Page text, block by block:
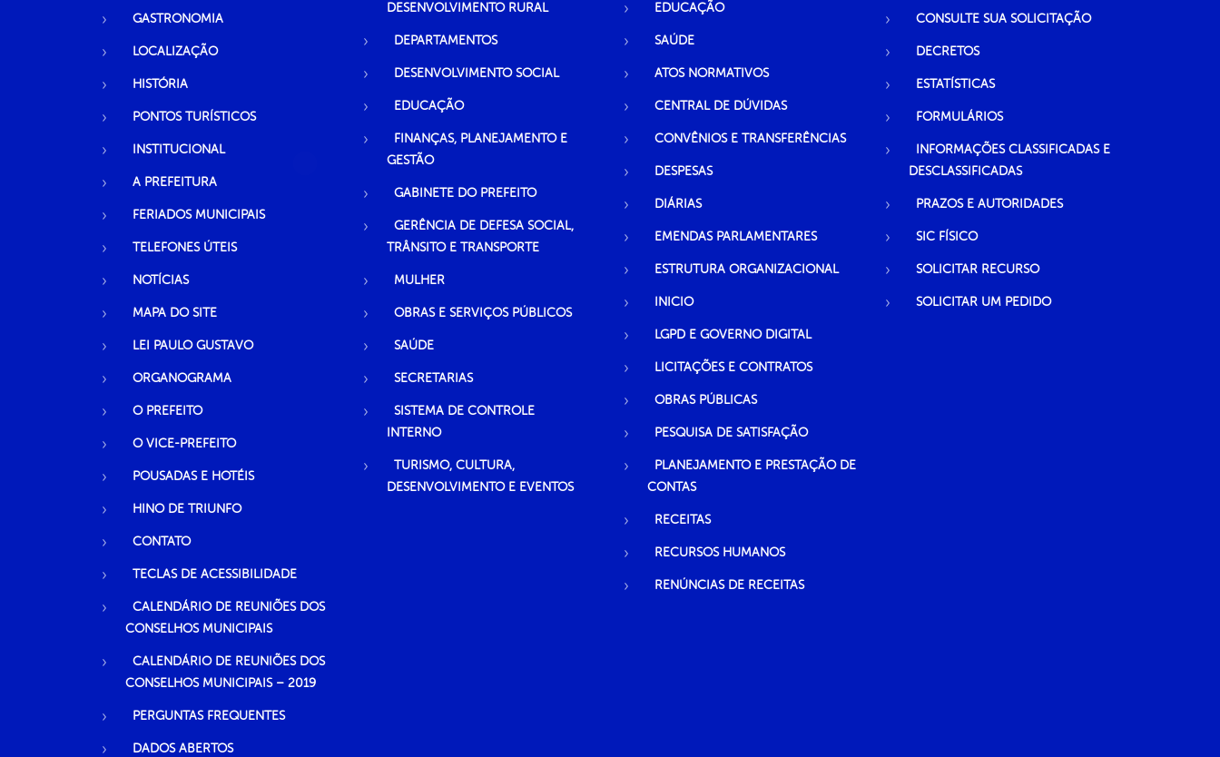
GASTRONOMIA
LOCALIZAÇÃO
HISTÓRIA
PONTOS TURÍSTICOS
INSTITUCIONAL
A PREFEITURA
FERIADOS MUNICIPAIS
TELEFONES ÚTEIS
NOTÍCIAS
MAPA DO SITE
LEI PAULO GUSTAVO
ORGANOGRAMA
O PREFEITO
O VICE-PREFEITO
POUSADAS E HOTÉIS
HINO DE TRIUNFO
CONTATO
TECLAS DE ACESSIBILIDADE
CALENDÁRIO DE REUNIÕES DOS
CONSELHOS MUNICIPAIS
CALENDÁRIO DE REUNIÕES DOS
CONSELHOS MUNICIPAIS – 2019
PERGUNTAS FREQUENTES
DADOS ABERTOS
DESENVOLVIMENTO RURAL
DEPARTAMENTOS
DESENVOLVIMENTO SOCIAL
EDUCAÇÃO
FINANÇAS, PLANEJAMENTO E
GESTÃO
GABINETE DO PREFEITO
GERÊNCIA DE DEFESA SOCIAL,
TRÂNSITO E TRANSPORTE
MULHER
OBRAS E SERVIÇOS PÚBLICOS
SAÚDE
SECRETARIAS
SISTEMA DE CONTROLE
INTERNO
TURISMO, CULTURA,
DESENVOLVIMENTO E EVENTOS
EDUCAÇÃO
SAÚDE
ATOS NORMATIVOS
CENTRAL DE DÚVIDAS
CONVÊNIOS E TRANSFERÊNCIAS
DESPESAS
DIÁRIAS
EMENDAS PARLAMENTARES
ESTRUTURA ORGANIZACIONAL
INICIO
LGPD E GOVERNO DIGITAL
LICITAÇÕES E CONTRATOS
OBRAS PÚBLICAS
PESQUISA DE SATISFAÇÃO
PLANEJAMENTO E PRESTAÇÃO DE
CONTAS
RECEITAS
RECURSOS HUMANOS
RENÚNCIAS DE RECEITAS
CONSULTE SUA SOLICITAÇÃO
DECRETOS
ESTATÍSTICAS
FORMULÁRIOS
INFORMAÇÕES CLASSIFICADAS E
DESCLASSIFICADAS
PRAZOS E AUTORIDADES
SIC FÍSICO
SOLICITAR RECURSO
SOLICITAR UM PEDIDO